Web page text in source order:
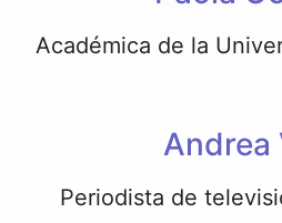
Académica de la
Andrea
Periodista de